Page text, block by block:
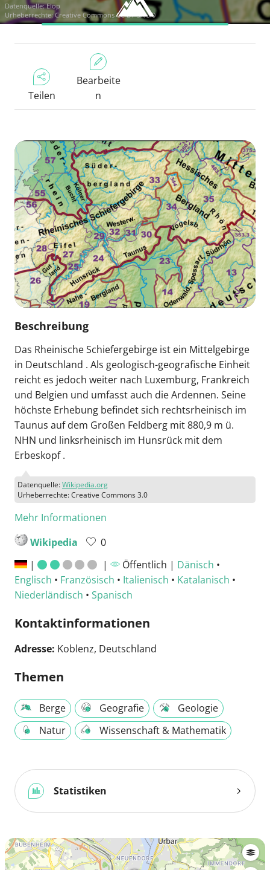
Datenquelle:Elop
Urheberrechte:Creative Commons CC BY-SA 3.0
Teilen
Bearbeite
n
Beschreibung
Das Rheinische Schiefergebirge ist ein Mittelgebirge
in Deutschland . Als geologisch-geografische Einheit
reicht es jedoch weiter nach Luxemburg, Frankreich
und Belgien und umfasst auch die Ardennen. Seine
höchste Erhebung befindet sich rechtsrheinisch im
Taunus auf dem Großen Feldberg mit 880,9 m ü.
NHN und linksrheinisch im Hunsrück mit dem
Erbeskopf .
Datenquelle:Wikipedia.org
Urheberrechte: Creative Commons 3.0
Mehr Informationen
Wikipedia
0
|
| Öffentlich | Dänisch •
Englisch • Französisch • Italienisch • Katalanisch •
Niederländisch • Spanisch
Kontaktinformationen
Adresse: Koblenz, Deutschland
Themen
Berge Geografie
Geologie
Natur
Wissenschaft & Mathematik
Statistiken